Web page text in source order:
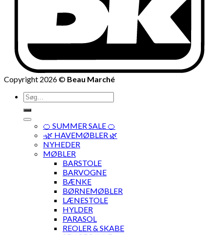
Copyright 2026 © Beau Marché
Søg
efter:
🍊 SUMMER SALE 🍊
·🌿 HAVEMØBLER 🌿
NYHEDER
MØBLER
BARSTOLE
BARVOGNE
BÆNKE
BØRNEMØBLER
LÆNESTOLE
HYLDER
PARASOL
REOLER & SKABE